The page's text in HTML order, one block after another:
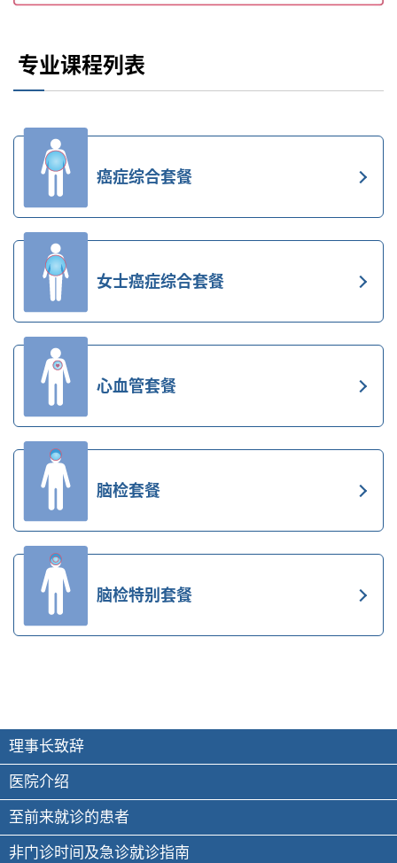
专业课程列表
癌症综合套餐
女士癌症综合套餐
心血管套餐
脑检套餐
脑检特别套餐
理事长致辞
医院介绍
至前来就诊的患者
非门诊时间及急诊就诊指南